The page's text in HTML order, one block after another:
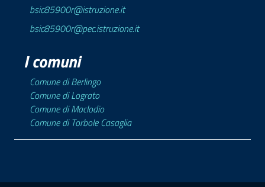
bsic85900r@istruzione.it
bsic85900r@pec.istruzione.it
I comuni
Comune di Berlingo
Comune di Lograto
Comune di Maclodio
Comune di Torbole Casaglia